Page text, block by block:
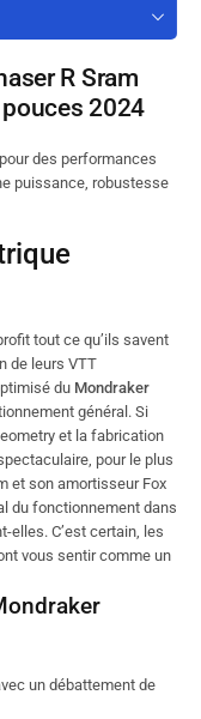
R Sram
pouces 2024
des performances
puissance, robustesse
tout ce qu’ils savent
de leurs VTT
du Mondraker
général. Si
et la fabrication
pour le plus
et son amortisseur Fox
du fonctionnement dans
C’est certain, les
vous sentir comme un
un débattement de